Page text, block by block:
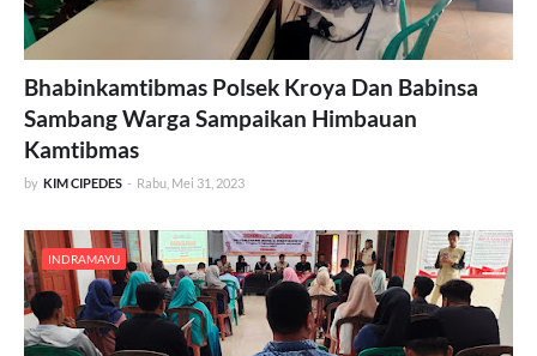
Bhabinkamtibmas Polsek Kroya Dan Babinsa
Sambang Warga Sampaikan Himbauan
Kamtibmas
by KIM CIPEDES - Rabu, Mei 31, 2023
INDRAMAYU